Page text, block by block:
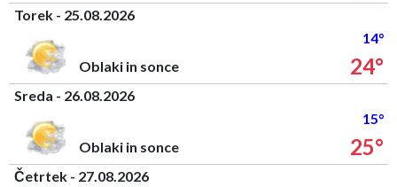
Torek - 25.08.2026
14°
Oblaki in sonce
24°
Sreda - 26.08.2026
15°
Oblaki in sonce
25°
Četrtek - 27.08.2026